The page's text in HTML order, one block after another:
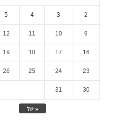
« יול
2
3
4
5
9
10
11
12
16
17
18
19
23
24
25
26
30
31